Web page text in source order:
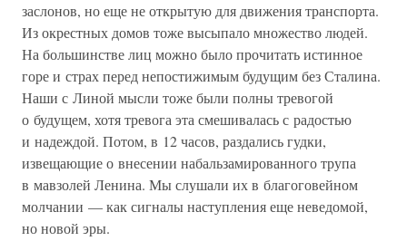
заслонов, но еще не открытую для движения транспорта.
Из окрестных домов тоже высыпало множество людей.
На большинстве лиц можно было прочитать истинное
горе и страх перед непостижимым будущим без Сталина.
Наши с Линой мысли тоже были полны тревогой
о будущем, хотя тревога эта смешивалась с радостью
и надеждой. Потом, в 12 часов, раздались гудки,
извещающие о внесении набальзамированного трупа
в мавзолей Ленина. Мы слушали их в благоговейном
молчании — как сигналы наступления еще неведомой,
но новой эры.